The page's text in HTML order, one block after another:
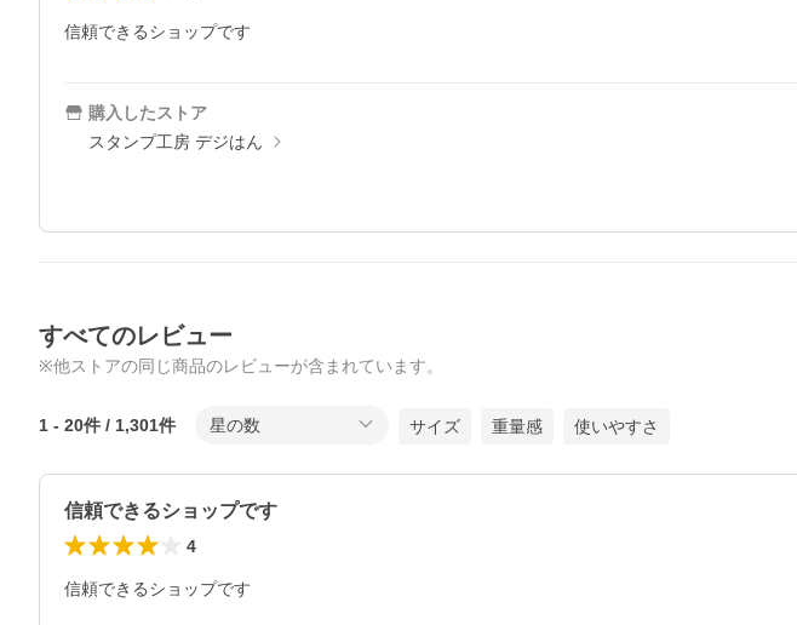
信頼できるショップです
購入したストア
スタンプ工房 デジはん
すべてのレビュー
※他ストアの同じ商品のレビューが含まれています。
1 - 20件 / 1,301件 星の数 サイズ 重量感 使いやすさ
信頼できるショップです
4
信頼できるショップです